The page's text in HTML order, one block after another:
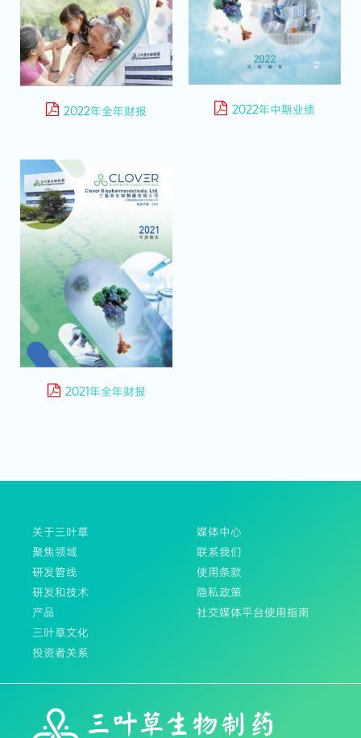
2022年全年财报 2022年中期业绩
2021年全年财报
关于三叶草
聚焦领域
研发管线
研发和技术
产品
三叶草文化
投资者关系
媒体中心
联系我们
使用条款
隐私政策
社交媒体平台使用指南